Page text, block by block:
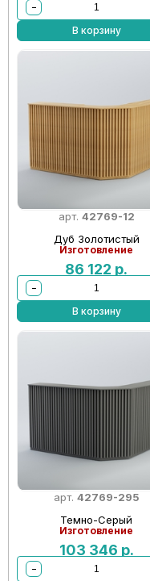
−
В корзину
арт. 42769-12
Дуб Золотистый
Изготовление
86 122 р.
−
В корзину
арт. 42769-295
Темно-Серый
Изготовление
103 346 р.
−